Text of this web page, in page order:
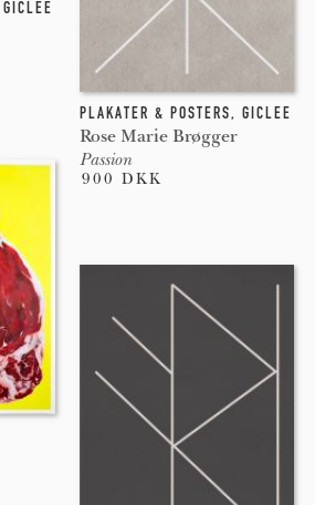
GICLEE
PLAKATER & POSTERS, GICLEE
Rose Marie Brøgger
Passion
900 DKK